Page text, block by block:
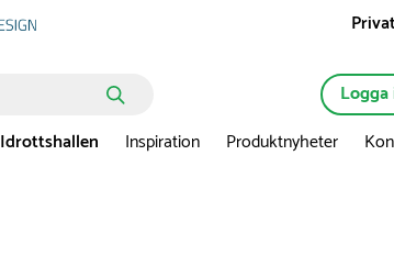
Idrottshallen Inspiration Produktnyheter